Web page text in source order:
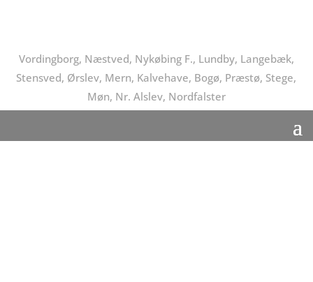
Vordingborg, Næstved, Nykøbing F., Lundby, Langebæk,
Stensved, Ørslev, Mern, Kalvehave, Bogø, Præstø, Stege,
Møn, Nr. Alslev, Nordfalster